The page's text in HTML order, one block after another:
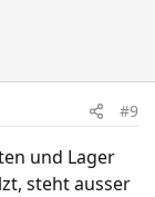
#9
und Lager
steht ausser